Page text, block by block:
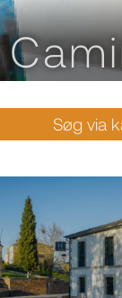
Søg via